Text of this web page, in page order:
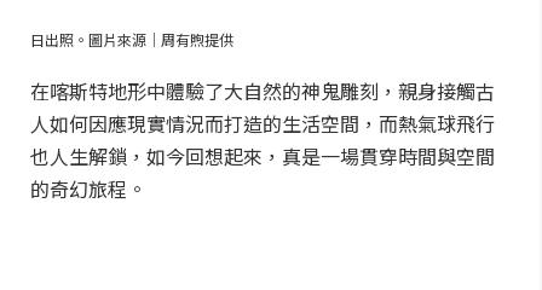
日出照。圖片來源｜周有煦提供
在喀斯特地形中體驗了大自然的神鬼雕刻，親身接觸古
人如何因應現實情況而打造的生活空間，而熱氣球飛行
也人生解鎖，如今回想起來，真是一場貫穿時間與空間
的奇幻旅程。